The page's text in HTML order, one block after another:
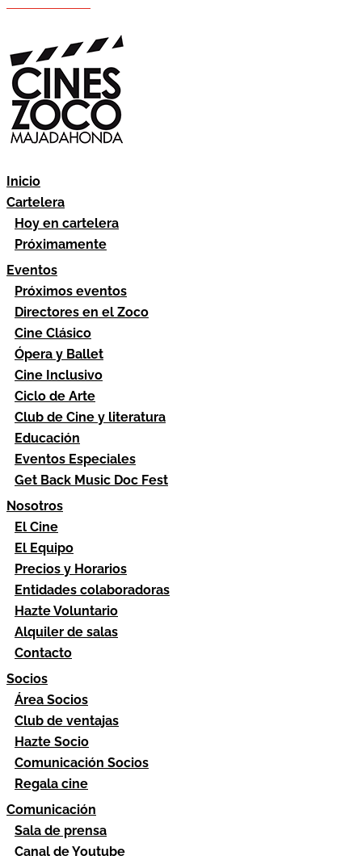
Inicio
Cartelera
Hoy en cartelera
Próximamente
Eventos
Próximos eventos
Directores en el Zoco
Cine Clásico
Ópera y Ballet
Cine Inclusivo
Ciclo de Arte
Club de Cine y literatura
Educación
Eventos Especiales
Get Back Music Doc Fest
Nosotros
El Cine
El Equipo
Precios y Horarios
Entidades colaboradoras
Hazte Voluntario
Alquiler de salas
Contacto
Socios
Área Socios
Club de ventajas
Hazte Socio
Comunicación Socios
Regala cine
Comunicación
Sala de prensa
Canal de Youtube